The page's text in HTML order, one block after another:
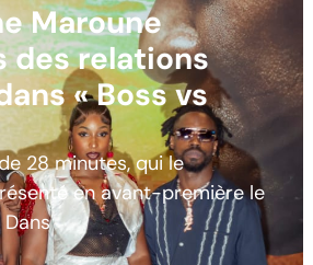
Maroune
des relations
« Boss vs
28 minutes, qui le
en avant-première le